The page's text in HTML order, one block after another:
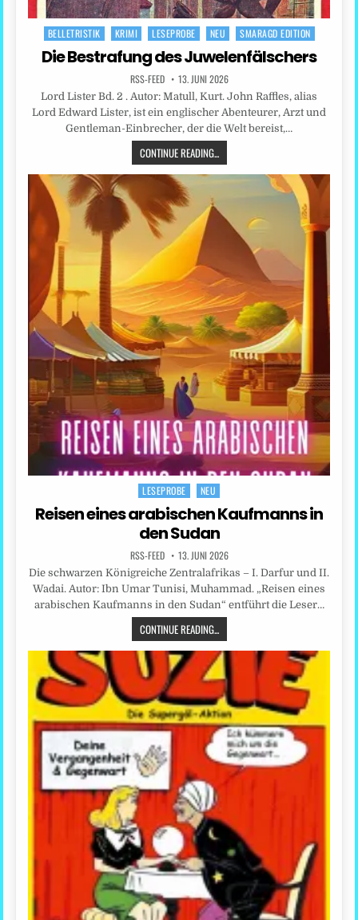
Posted
in
BELLETRISTIK KRIMI LESEPROBE NEU SMARAGD EDITION
Die Bestrafung des Juwelenfälschers
RSS-FEED 13. JUNI 2026
Lord Lister Bd. 2 . Autor: Matull, Kurt. John Raffles, alias
Lord Edward Lister, ist ein englischer Abenteurer, Arzt und
Gentleman-Einbrecher, der die Welt bereist,…
CONTINUE READING...
Posted
LESEPROBE NEU
Reisen eines arabischen Kaufmanns in
den Sudan
RSS-FEED 13. JUNI 2026
Die schwarzen Königreiche Zentralafrikas – I. Darfur und II.
Wadai. Autor: Ibn Umar Tunisi, Muhammad. „Reisen eines
arabischen Kaufmanns in den Sudan“ entführt die Leser…
CONTINUE READING...